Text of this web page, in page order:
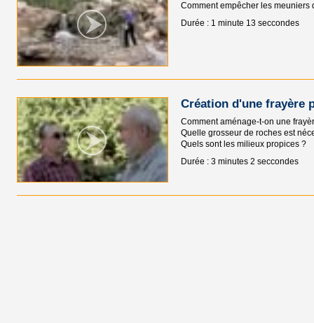
Comment empêcher les
Durée : 1 minute 13 seccondes
Création d'une frayère
Comment aménage-t-on une
Quelle grosseur de roches est
Quels sont les milieux propices ?
Durée : 3 minutes 2 seccondes